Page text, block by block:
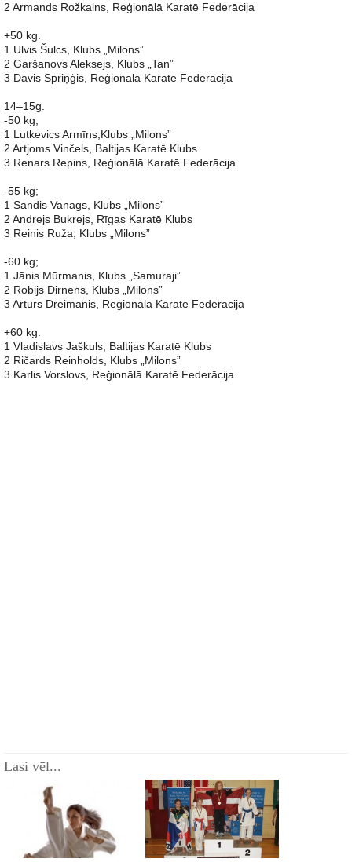
2 Armands Rožkalns, Reģionālā Karatē Federācija
+50 kg.
1 Ulvis Šulcs, Klubs „Milons”
2 Garšanovs Aleksejs, Klubs „Tan”
3 Davis Spriņģis, Reģionālā Karatē Federācija
14–15g.
-50 kg;
1 Lutkevics Armīns,Klubs „Milons”
2 Artjoms Vinčels, Baltijas Karatē Klubs
3 Renars Repins, Reģionālā Karatē Federācija
-55 kg;
1 Sandis Vanags, Klubs „Milons”
2 Andrejs Bukrejs, Rīgas Karatē Klubs
3 Reinis Ruža, Klubs „Milons”
-60 kg;
1 Jānis Mūrmanis, Klubs „Samuraji”
2 Robijs Dirnēns, Klubs „Milons”
3 Arturs Dreimanis, Reģionālā Karatē Federācija
+60 kg.
1 Vladislavs Jaškuls, Baltijas Karatē Klubs
2 Ričards Reinholds, Klubs „Milons”
3 Karlis Vorslovs, Reģionālā Karatē Federācija
Lasi vēl...